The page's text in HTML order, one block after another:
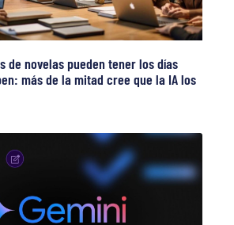
de novelas pueden tener los días
más de la mitad cree que la IA los